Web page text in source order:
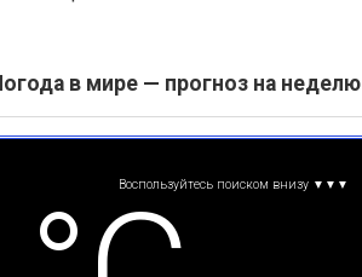
в мире — прогноз на неделю
Воспользуйтесь поиском внизу ▼▼▼